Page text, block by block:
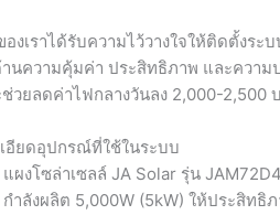
งเราได้รับความไว้วางใจให้ติดตั้งร
นความคุ้มค่า ประสิทธิภาพ และความ
วยลดค่าไฟกลางวันลง 2,000-2,500
อียดอุปกรณ์ที่ใช้ในระบบ
แผงโซล่าเซลล์ JA Solar รุ่น
กำลังผลิต 5,000W (5kW) ให้ประสิท